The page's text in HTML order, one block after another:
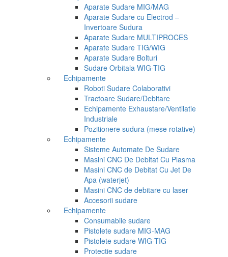
Aparate Sudare MIG/MAG
Aparate Sudare cu Electrod –
Invertoare Sudura
Aparate Sudare MULTIPROCES
Aparate Sudare TIG/WIG
Aparate Sudare Bolturi
Sudare Orbitala WIG-TIG
Echipamente
Roboti Sudare Colaborativi
Tractoare Sudare/Debitare
Echipamente Exhaustare/Ventilatie
Industriale
Pozitionere sudura (mese rotative)
Echipamente
Sisteme Automate De Sudare
Masini CNC De Debitat Cu Plasma
Masini CNC de Debitat Cu Jet De
Apa (waterjet)
Masini CNC de debitare cu laser
Accesorii sudare
Echipamente
Consumabile sudare
Pistolete sudare MIG-MAG
Pistolete sudare WIG-TIG
Protectie sudare